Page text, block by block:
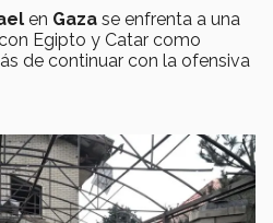
en Gaza se enfrenta a una
Egipto y Catar como
de continuar con la ofensiva